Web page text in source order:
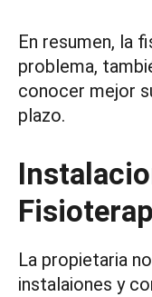
En resumen, la
problema,
conocer mejor
plazo.
La propietaria
instalaiones y